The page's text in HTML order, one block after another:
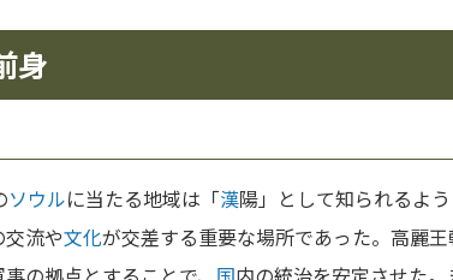
身
ソウルに当たる地域は「漢陽」として知られるよう
流や文化が交差する重要な場所であった。高麗